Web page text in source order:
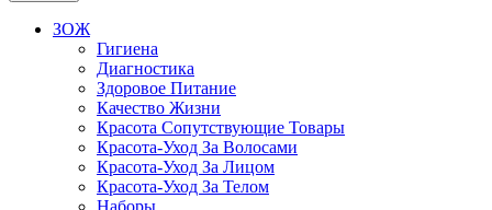
ЗОЖ
Гигиена
Диагностика
Здоровое Питание
Качество Жизни
Красота Сопутствующие Товары
Красота-Уход За Волосами
Красота-Уход За Лицом
Красота-Уход За Телом
Наборы